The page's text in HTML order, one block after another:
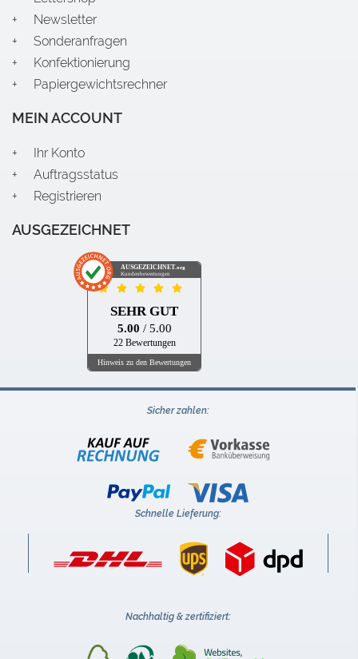
Newsletter
Sonderanfragen
Konfektionierung
Papiergewichtsrechner
MEIN ACCOUNT
Ihr Konto
Auftragsstatus
Registrieren
AUSGEZEICHNET
AUSGEZEICHNET .org
Kundenbewertungen
SEHR GUT
5.00 / 5.00
22 Bewertungen
Hinweis zu den Bewertungen
Sicher zahlen:
Schnelle Lieferung:
Nachhaltig & zertifiziert: